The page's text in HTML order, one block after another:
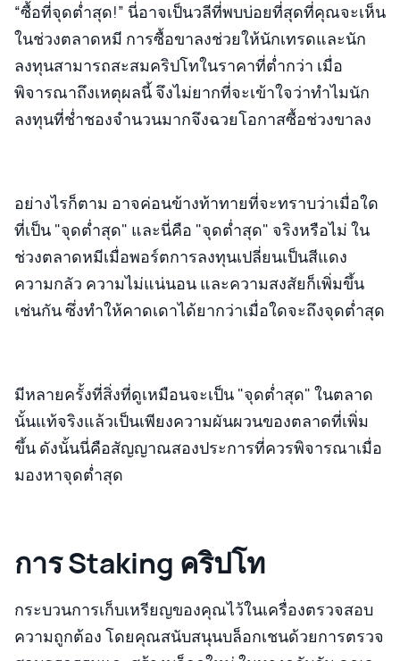
“ซื้อที่จุดต่ำสุด!” นี่อาจเป็นวลีที่พบบ่อยที่สุดที่คุณจะเห็น
ในช่วงตลาดหมี การซื้อขาลงช่วยให้นักเทรดและนัก
ลงทุนสามารถสะสมคริปโทในราคาที่ต่ำกว่า เมื่อ
พิจารณาถึงเหตุผลนี้ จึงไม่ยากที่จะเข้าใจว่าทำไมนัก
ลงทุนที่ช่ำชองจำนวนมากจึงฉวยโอกาสซื้อช่วงขาลง
อย่างไรก็ตาม อาจค่อนข้างท้าทายที่จะทราบว่าเมื่อใด
ที่เป็น "จุดต่ำสุด" และนี่คือ "จุดต่ำสุด" จริงหรือไม่ ใน
ช่วงตลาดหมีเมื่อพอร์ตการลงทุนเปลี่ยนเป็นสีแดง
ความกลัว ความไม่แน่นอน และความสงสัยก็เพิ่มขึ้น
เช่นกัน ซึ่งทำให้คาดเดาได้ยากว่าเมื่อใดจะถึงจุดต่ำสุด
มีหลายครั้งที่สิ่งที่ดูเหมือนจะเป็น "จุดต่ำสุด" ในตลาด
นั้นแท้จริงแล้วเป็นเพียงความผันผวนของตลาดที่เพิ่ม
ขึ้น ดังนั้นนี่คือสัญญาณสองประการที่ควรพิจารณาเมื่อ
มองหาจุดต่ำสุด
การ Staking คริปโท
กระบวนการเก็บเหรียญของคุณไว้ในเครื่องตรวจสอบ
ความถูกต้อง โดยคุณสนับสนุนบล็อกเชนด้วยการตรวจ